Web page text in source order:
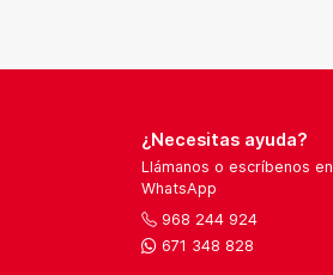
¿Necesitas ayuda?
Llámanos o escríbenos en
WhatsApp
968 244 924
671 348 828